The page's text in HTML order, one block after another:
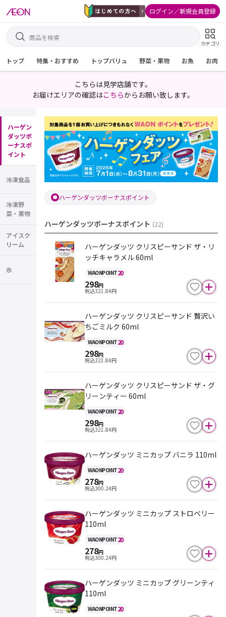
ログイン／新規会員登録
カテゴリ
トップ 特集・おすすめ トップバリュ 野菜・果物 お魚 お肉
こちらは見学店舗です。
お届けエリアの確認はこちらからお願い致します。
ハーゲン
ダッツボ
ーナスポ
イント
冷凍食品
冷凍野
菜・果物
アイスク
リーム
氷
ハーゲンダッツボーナスポイント
ハーゲンダッツボーナスポイント (22)
ハーゲンダッツ クリスピーサンド ザ・リ
ッチキャラメル 60ml
WAONPOINT20
298円
税込321.84円
ハーゲンダッツ クリスピーサンド 贅沢い
ちごミルク 60ml
WAONPOINT20
298円
税込321.84円
ハーゲンダッツ クリスピーサンド ザ・グ
リーンティー 60ml
WAONPOINT20
298円
税込321.84円
ハーゲンダッツ ミニカップ バニラ 110ml
WAONPOINT20
278円
税込300.24円
ハーゲンダッツ ミニカップ ストロベリー
110ml
WAONPOINT20
278円
税込300.24円
ハーゲンダッツ ミニカップ グリーンティ
110ml
WAONPOINT20